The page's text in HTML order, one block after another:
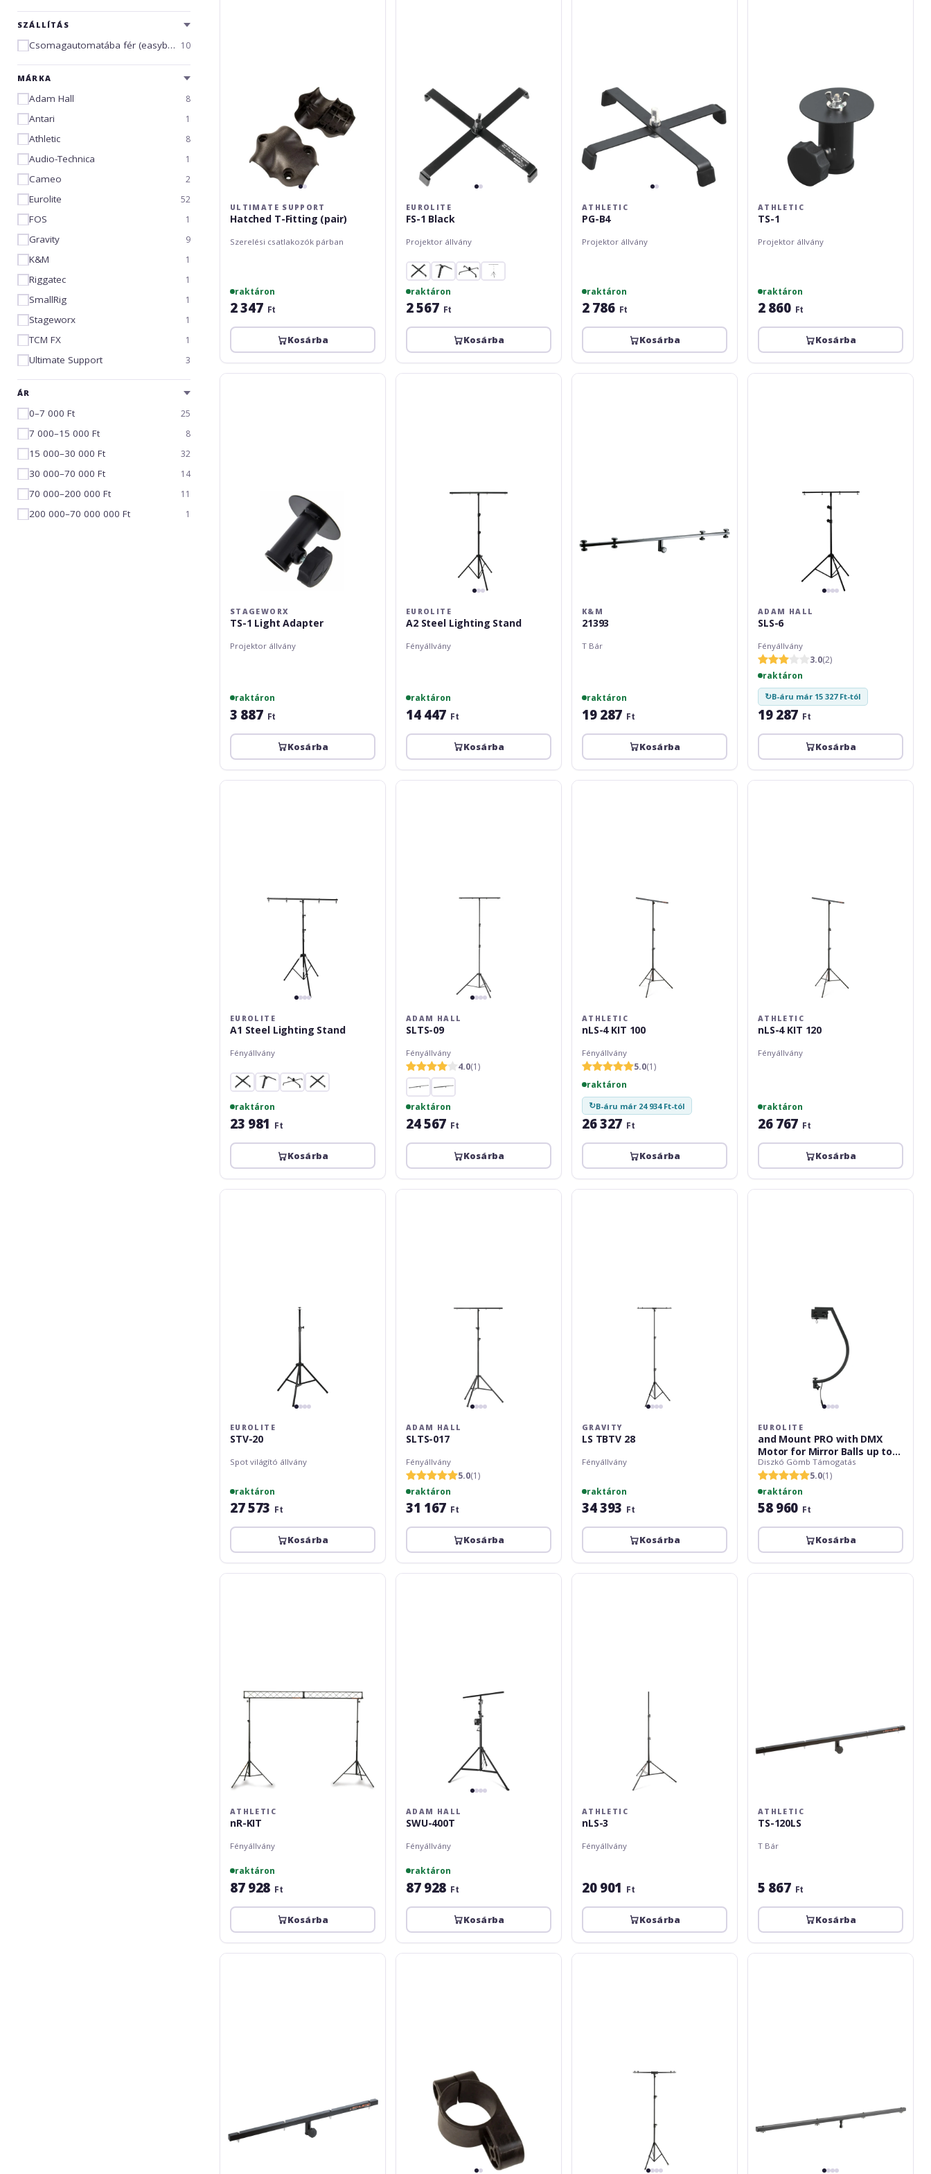
SZÁLLÍTÁS
Csomagautomatába fér (easybox) 10
MÁRKA
Adam Hall 8
Antari 1
Athletic 8
Audio-Technica 1
Cameo 2
Eurolite 52
FOS 1
Gravity 9
K&M 1
Riggatec 1
SmallRig 1
Stageworx 1
TCM FX 1
Ultimate Support 3
ÁR
0–7 000 Ft 25
7 000–15 000 Ft 8
15 000–30 000 Ft 32
30 000–70 000 Ft 14
70 000–200 000 Ft 11
200 000–70 000 000 Ft 1
ULTIMATE SUPPORT
Hatched T-Fitting (pair)
Szerelési csatlakozók párban
raktáron
2 347 Ft
Kosárba
EUROLITE
FS-1 Black
Projektor állvány
raktáron
2 567 Ft
Kosárba
ATHLETIC
PG-B4
Projektor állvány
raktáron
2 786 Ft
Kosárba
ATHLETIC
TS-1
Projektor állvány
raktáron
2 860 Ft
Kosárba
Stageworx
STAGEWORX
TS-1 Light Adapter
Projektor állvány
raktáron
3 887 Ft
Kosárba
Eurolite
EUROLITE
A2 Steel Lighting Stand
Fényállvány
raktáron
14 447 Ft
Kosárba
K&M
K&M
21393
T Bár
raktáron
19 287 Ft
Kosárba
Adam
ADAM HALL
SLS-6
Fényállvány
3.0(2)
raktáron
↻B-áru már 15 327 Ft-tól
19 287 Ft
Kosárba
Eurolite
EUROLITE
A1 Steel Lighting Stand
Fényállvány
raktáron
23 981 Ft
Kosárba
Adam
ADAM HALL
SLTS-09
Fényállvány
4.0(1)
raktáron
24 567 Ft
Kosárba
Athletic
ATHLETIC
nLS-4 KIT 100
Fényállvány
5.0(1)
raktáron
↻B-áru már 24 934 Ft-tól
26 327 Ft
Kosárba
Athletic
ATHLETIC
nLS-4 KIT 120
Fényállvány
raktáron
26 767 Ft
Kosárba
Eurolite
EUROLITE
STV-20
Spot világító állvány
raktáron
27 573 Ft
Kosárba
Adam
ADAM HALL
SLTS-017
Fényállvány
5.0(1)
raktáron
31 167 Ft
Kosárba
Gravity
GRAVITY
LS TBTV 28
Fényállvány
raktáron
34 393 Ft
Kosárba
Eurolite
EUROLITE
and Mount PRO with DMX
Motor for Mirror Balls up to
50cm bk
Diszkó Gömb Támogatás
5.0(1)
raktáron
58 960 Ft
Kosárba
Athletic
ATHLETIC
nR-KIT
Fényállvány
raktáron
87 928 Ft
Kosárba
Adam
ADAM HALL
SWU-400T
Fényállvány
raktáron
87 928 Ft
Kosárba
Athletic
ATHLETIC
nLS-3
Fényállvány
20 901 Ft
Kosárba
Athletic
ATHLETIC
TS-120LS
T Bár
5 867 Ft
Kosárba
Athletic
Ultimate
Gravity
Adam